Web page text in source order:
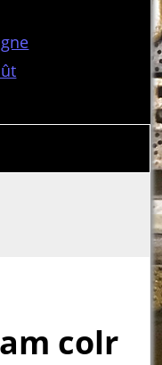
colr